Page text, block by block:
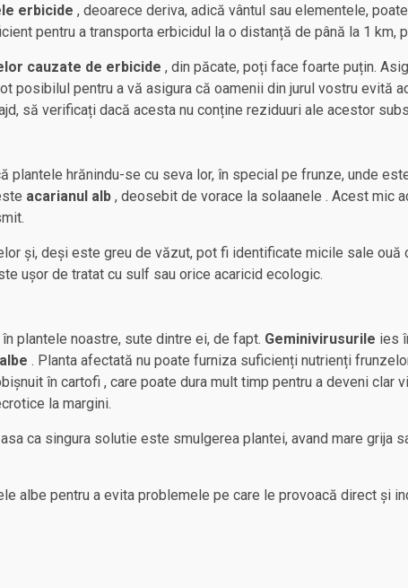
erbicide , deoarece deriva, adică vântul sau elementele,
pentru a transporta erbicidul la o distanță de până la 1 km,
cauzate de erbicide , din păcate, poți face foarte puțin.
posibilul pentru a vă asigura că oamenii din jurul vostru evită
să verificați dacă acesta nu conține reziduuri ale acestor
plantele hrănindu-se cu seva lor, în special pe frunze, unde
acarianul alb , deosebit de vorace la solaanele . Acest mic
și, deși este greu de văzut, pot fi identificate micile sale ouă
ușor de tratat cu sulf sau orice acaricid ecologic.
plantele noastre, sute dintre ei, de fapt. Geminivirusurile ies
. Planta afectată nu poate furniza suficienți nutrienți
în cartofi , care poate dura mult timp pentru a deveni
la margini.
ca singura solutie este smulgerea plantei, avand mare grija
albe pentru a evita problemele pe care le provoacă direct și